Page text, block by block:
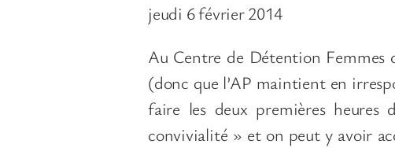
jeudi 6 février 2014
Au Centre de Détention Femmes
(donc que l’AP maintient en
faire les deux premières heures
convivialité » et on peut y avoir